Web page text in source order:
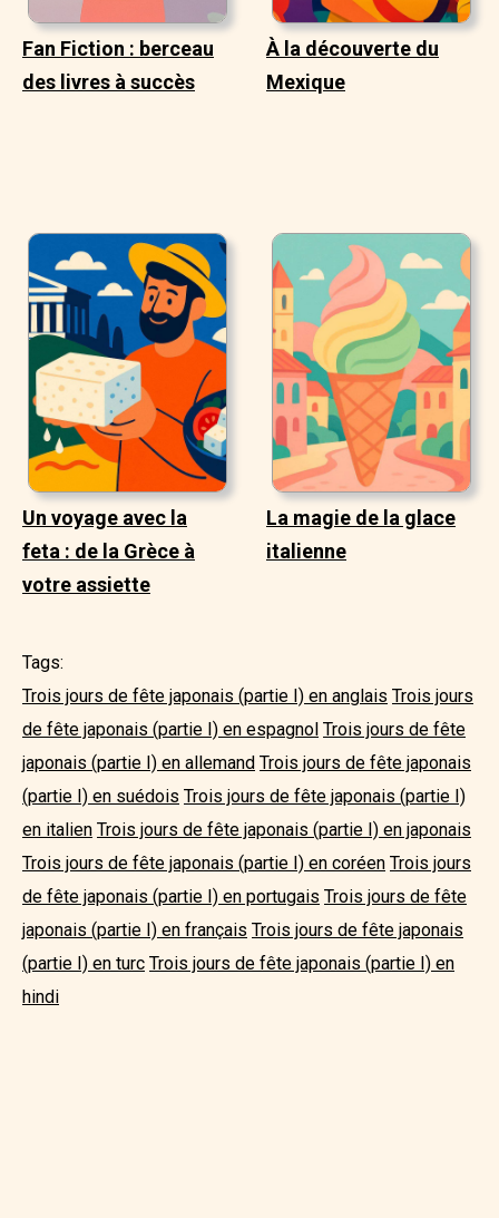
Fan Fiction : berceau
des livres à succès
À la découverte du
Mexique
Un voyage avec la
feta : de la Grèce à
votre assiette
La magie de la glace
italienne
Tags:
Trois jours de fête japonais (partie I) en anglais Trois jours
de fête japonais (partie I) en espagnol Trois jours de fête
japonais (partie I) en allemand Trois jours de fête japonais
(partie I) en suédois Trois jours de fête japonais (partie I)
en italien Trois jours de fête japonais (partie I) en japonais
Trois jours de fête japonais (partie I) en coréen Trois jours
de fête japonais (partie I) en portugais Trois jours de fête
japonais (partie I) en français Trois jours de fête japonais
(partie I) en turc Trois jours de fête japonais (partie I) en
hindi